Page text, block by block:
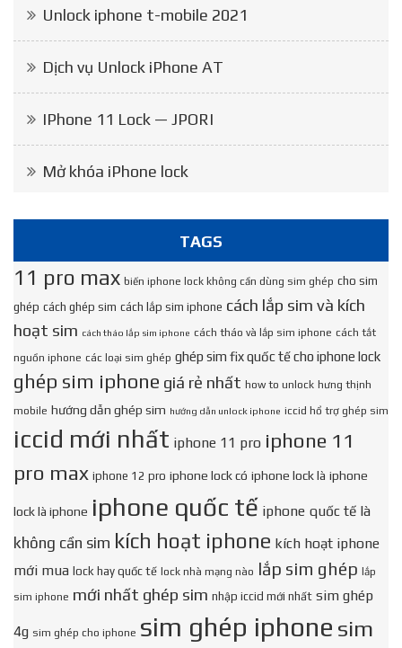
Unlock iphone t-mobile 2021
Dịch vụ Unlock iPhone AT
IPhone 11 Lock — JPORI
Mở khóa iPhone lock
TAGS
11 pro max biến iphone lock không cần dùng sim ghép cho sim
ghép cách ghép sim cách lắp sim iphone cách lắp sim và kích
hoạt sim cách tháo lắp sim iphone cách tháo và lắp sim iphone cách tắt
nguồn iphone các loại sim ghép ghép sim fix quốc tế cho iphone lock
ghép sim iphone giá rẻ nhất how to unlock hưng thịnh
mobile hướng dẫn ghép sim hướng dẫn unlock iphone iccid hổ trợ ghép sim
iccid mới nhất iphone 11 pro iphone 11
pro max iphone 12 pro iphone lock có iphone lock là iphone
lock là iphone iphone quốc tế iphone quốc tế là
không cần sim kích hoạt iphone kích hoạt iphone
mới mua lock hay quốc tế lock nhà mạng nào lắp sim ghép lắp
sim iphone mới nhất ghép sim nhập iccid mới nhất sim ghép
4g sim ghép cho iphone sim ghép iphone sim